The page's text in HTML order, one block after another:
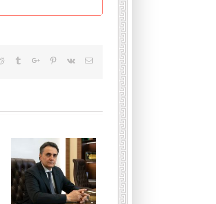
Reddit TumblrGoogle+Pinterest
Vk Email
Подкаст с Христо